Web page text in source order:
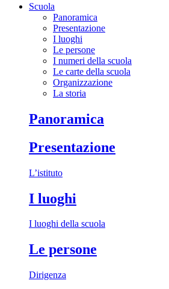
Scuola
Panoramica
Presentazione
I luoghi
Le persone
I numeri della scuola
Le carte della scuola
Organizzazione
La storia
Panoramica
Presentazione
L’istituto
I luoghi
I luoghi della scuola
Le persone
Dirigenza